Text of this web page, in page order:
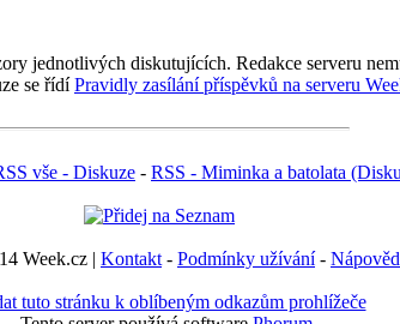
jednotlivých diskutujících. Redakce serveru
se řídíPravidly zasílání příspěvků na serveru
vše - Diskuze - RSS - Miminka a batolata
Week.cz | Kontakt - Podmínky užívání-
tuto stránku k oblíbeným odkazům prohlížeče